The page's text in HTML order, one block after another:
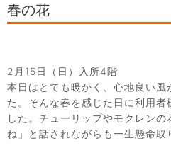
春の花
2月15日（日）入所4階
本日はとても暖かく、心地良い風
た。そんな春を感じた日に利用者
した。チューリップやモクレン
ね」と話されながらも一生懸命取